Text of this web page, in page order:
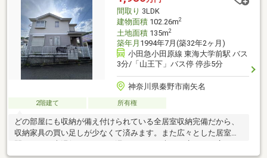
分・小田急百貨店渋沢店まで徒歩5分・秦野市立渋沢小学校まで徒
間取り 3LDK
建物面積102.26m2
土地面積135m2
築年月 1994年7月(築32年2ヶ月)
小田急小田原線 東海大学前駅 バス
3分/「山王下」バス停 停歩5分
神奈川県秦野市南矢名
2階建て 所有権
どの部屋にも収納が備え付けられている全居室収納完備だから、
収納家具の買い足しが少なくて済みます。また広々とした居室空
坪の浴室。駐車場２台分有だから、機動力の２倍確保が可能で